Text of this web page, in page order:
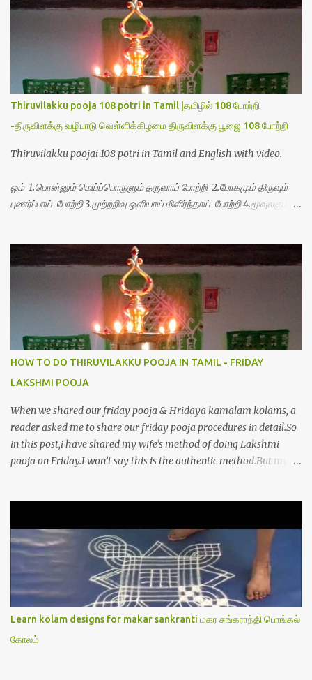
Thiruvilakku pooja 108 potri in Tamil |தமிழில் 108 போற்றி
-திருவிளக்கு வழிபாடு வெள்ளிக்கிழமை திருவிளக்கு பூஜை 108 போற்றி
Thiruvilakku poojai 108 potri in Tamil and English with video.
ஓம் 1.பொன்னும் மெய்ப்பொருளும் தருவாய் போற்றி 2.போகமும் திருவும்
புணர்ப்பாய் போற்றி 3.முற்றறிவு ஒளியாய் மிளிர்ந்தாய் போற்றி 4.மூவுலகும்
8.பிறர்வயமாகா பெரியோய் போற்றி 9.பேரின்பப் பெருக்காய் பொலிந்தாய்
போற்றி 10.பேரருட்கடலாம் பேரரு...
HOW TO DO THIRUVILAKKU POOJA IN TAMIL - FRIDAY
LAKSHMI POOJA
When we shared our friday pooja & Hridaya kamalam kolams, a
reader asked me to share our friday pooja procedures in detail.So
in this post,i have shared my wife’s method of doing Lakshmi
pooja on Friday.I won’t say this is the authentic method.But my
Lakshmi poojai with Thiruvilakku poojai
kolam,Hridayakamalam kolam and thiruvilakku pooja
stotram/slokas along with 108 potri in tamil. i.e Archanai slokam
in Tamil.I have tried my best to explain the pooja procedures.Hope
u will find it helpful.I have attached all the sloka pictures from our
book “ Jayamangala sthothram”. I have also typed the Shodasha
upachara pooja sthothram in Tamil & English. If u want to use
this pictures in your website,please ask our permission.Thanks for
Learn kolam designs for makar sankranti மகர சங்கராந்தி பொங்கல்
கோலம்